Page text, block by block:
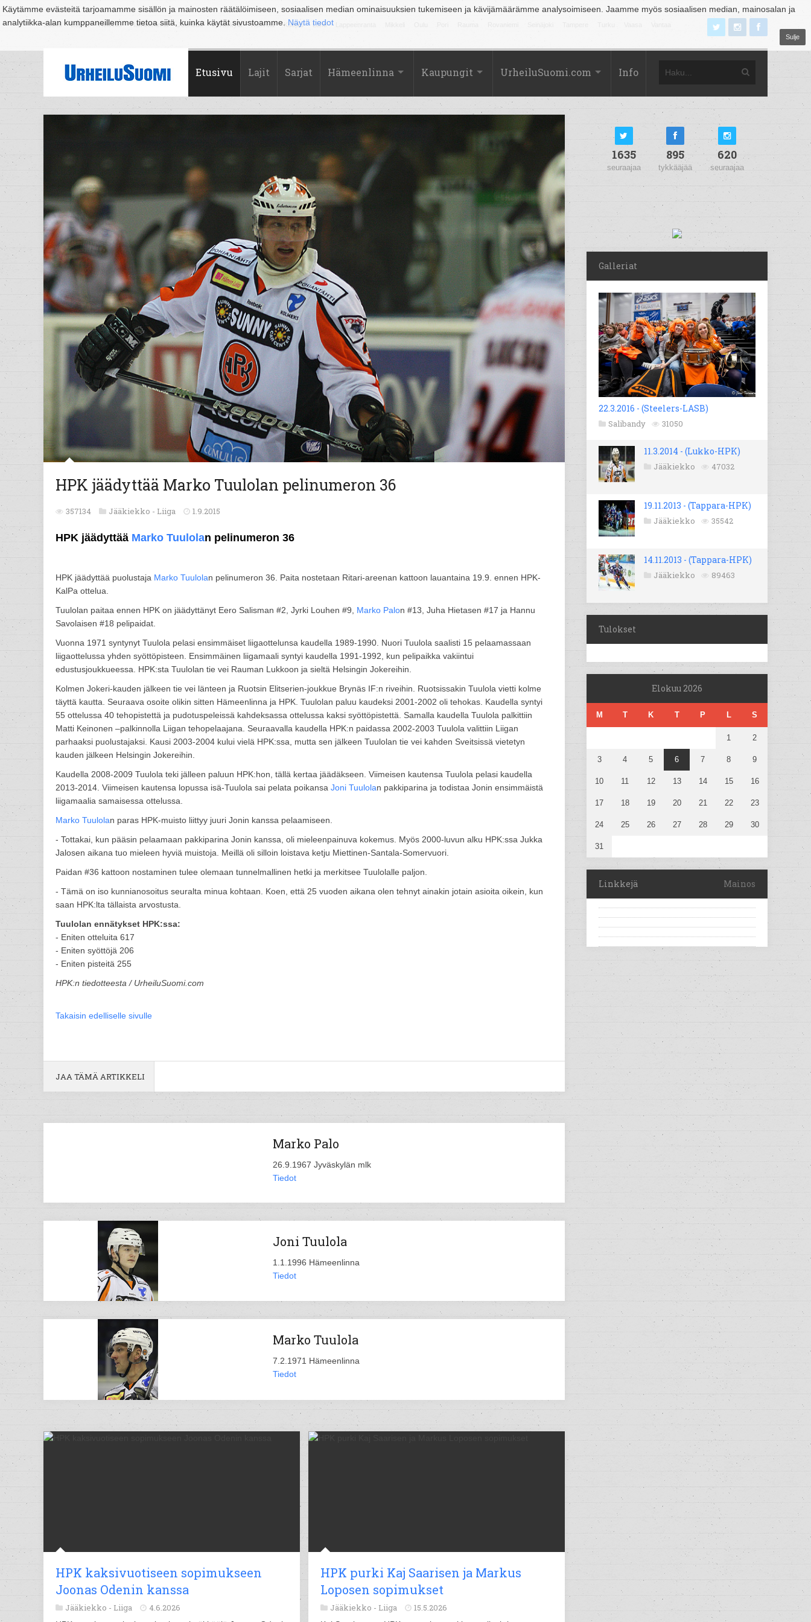
Käytämme evästeitä tarjoamamme sisällön ja mainosten räätälöimiseen, sosiaalisen median ominaisuuksien tukemiseen ja kävijämäärämme analysoimiseen. Jaamme myös sosiaalisen median, mainosalan ja
analytiikka-alan kumppaneillemme tietoa siitä, kuinka käytät sivustoamme. Näytä tiedot
Sulje
Suomi Espoo Helsinki Hämeenlinna Joensuu Jyväskylä Kouvola Kuopio Lahti
Etusivu Lajit Sarjat Hämeenlinna Kaupungit UrheiluSuomi.com Info
HPK jäädyttää Marko Tuulolan pelinumeron 36
357134 Jääkiekko - Liiga 1.9.2015
HPK jäädyttää Marko Tuulolan pelinumeron 36
HPK jäädyttää puolustaja Marko Tuulolan pelinumeron 36. Paita nostetaan Ritari-areenan kattoon lauantaina 19.9. ennen HPK-
KalPa ottelua.
Tuulolan paitaa ennen HPK on jäädyttänyt Eero Salisman #2, Jyrki Louhen #9, Marko Palon #13, Juha Hietasen #17 ja Hannu
Savolaisen #18 pelipaidat.
Vuonna 1971 syntynyt Tuulola pelasi ensimmäiset liigaottelunsa kaudella 1989-1990. Nuori Tuulola saalisti 15 pelaamassaan
liigaottelussa yhden syöttöpisteen. Ensimmäinen liigamaali syntyi kaudella 1991-1992, kun pelipaikka vakiintui
edustusjoukkueessa. HPK:sta Tuulolan tie vei Rauman Lukkoon ja sieltä Helsingin Jokereihin.
Kolmen Jokeri-kauden jälkeen tie vei länteen ja Ruotsin Elitserien-joukkue Brynäs IF:n riveihin. Ruotsissakin Tuulola vietti kolme
täyttä kautta. Seuraava osoite olikin sitten Hämeenlinna ja HPK. Tuulolan paluu kaudeksi 2001-2002 oli tehokas. Kaudella syntyi
55 ottelussa 40 tehopistettä ja pudotuspeleissä kahdeksassa ottelussa kaksi syöttöpistettä. Samalla kaudella Tuulola palkittiin
Matti Keinonen –palkinnolla Liigan tehopelaajana. Seuraavalla kaudella HPK:n paidassa 2002-2003 Tuulola valittiin Liigan
parhaaksi puolustajaksi. Kausi 2003-2004 kului vielä HPK:ssa, mutta sen jälkeen Tuulolan tie vei kahden Sveitsissä vietetyn
kauden jälkeen Helsingin Jokereihin.
Kaudella 2008-2009 Tuulola teki jälleen paluun HPK:hon, tällä kertaa jäädäkseen. Viimeisen kautensa Tuulola pelasi kaudella
2013-2014. Viimeisen kautensa lopussa isä-Tuulola sai pelata poikansa Joni Tuulolan pakkiparina ja todistaa Jonin ensimmäistä
liigamaalia samaisessa ottelussa.
Marko Tuulolan paras HPK-muisto liittyy juuri Jonin kanssa pelaamiseen.
- Tottakai, kun pääsin pelaamaan pakkiparina Jonin kanssa, oli mieleenpainuva kokemus. Myös 2000-luvun alku HPK:ssa Jukka
Jalosen aikana tuo mieleen hyviä muistoja. Meillä oli silloin loistava ketju Miettinen-Santala-Somervuori.
Paidan #36 kattoon nostaminen tulee olemaan tunnelmallinen hetki ja merkitsee Tuulolalle paljon.
- Tämä on iso kunnianosoitus seuralta minua kohtaan. Koen, että 25 vuoden aikana olen tehnyt ainakin jotain asioita oikein, kun
saan HPK:lta tällaista arvostusta.
Tuulolan ennätykset HPK:ssa:
- Eniten otteluita 617
- Eniten syöttöjä 206
- Eniten pisteitä 255
HPK:n tiedotteesta / UrheiluSuomi.com
Takaisin edelliselle sivulle
JAA TÄMÄ ARTIKKELI
Marko Palo
26.9.1967 Jyväskylän mlk
Tiedot
Joni Tuulola
1.1.1996 Hämeenlinna
Tiedot
Marko Tuulola
7.2.1971 Hämeenlinna
Tiedot
HPK kaksivuotiseen sopimukseen
Joonas Odenin kanssa
Jääkiekko - Liiga 4.6.2026
HPK purki Kaj Saarisen ja Markus
Loposen sopimukset
Jääkiekko - Liiga 15.5.2026
1635
seuraajaa
895
tykkääjää
620
seuraajaa
Galleriat
22.3.2016 - (Steelers-LASB)
Salibandy 31050
11.3.2014 - (Lukko-HPK)
Jääkiekko 47032
19.11.2013 - (Tappara-HPK)
Jääkiekko 35542
14.11.2013 - (Tappara-HPK)
Jääkiekko 89463
Tulokset
Elokuu 2026
M T K T P L S
1 2
3 4 5 6 7 8 9
10 11 12 13 14 15 16
17 18 19 20 21 22 23
24 25 26 27 28 29 30
31
Linkkejä Mainos